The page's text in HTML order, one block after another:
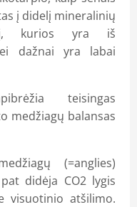
į didelį mineralinių
kurios yra iš
dažnai yra labai
teisingas
medžiagų balansas
(=anglies)
didėja CO2 lygis
visuotinio atšilimo.